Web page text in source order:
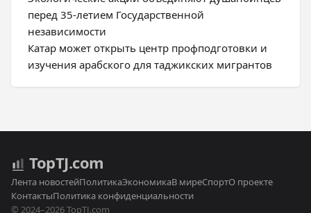
перед 35-летием Государственной
независимости
Катар может открыть центр профподготовки и
изучения арабского для таджикских мигрантов
TopTJ.com
Лента новостейПолитикаЭкономикаВ миреСпортО проекте
КонтактыПолитика конфиденциальности
© 2024–2026 TopTJ.com